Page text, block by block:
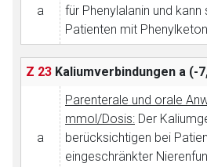
a
für Phenylalanin und
Patienten mit
Z 23 Kaliumverbindungen a (-
a
Parenterale und orale
mmol/Dosis: Der
berücksichtigen bei
eingeschränkter
Zurück zur rote-